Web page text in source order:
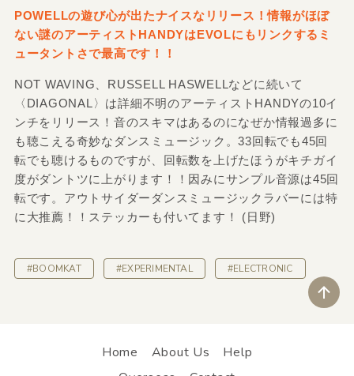
POWELLの遊び心が出たナイスなリリース！情報がほぼ
ない謎のアーティストHANDYはEVOLにもリンクするミ
ュータントさで最高です！！
NOT WAVING、RUSSELL HASWELLなどに続いて
〈DIAGONAL〉は詳細不明のアーティストHANDYの10イ
ンチをリリース！音のスキマはあるのになぜか情報過多に
も聴こえる奇妙なダンスミュージック。33回転でも45回
転でも聴けるものですが、回転数を上げたほうがキチガイ
度がダントツに上がります！！因みにサンプル音源は45回
転です。アウトサイダーダンスミュージックラバーには特
に大推薦！！ステッカーも付いてます！ (日野)
#BOOMKAT #EXPERIMENTAL #ELECTRONIC
Home About Us
Help